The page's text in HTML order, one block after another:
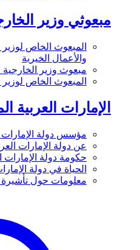
مبعوثي وزير
المبعوث الخاص
والأعمال الخيرية
مبعوث وزير
المبعوث الخاص
الإمارات العربية
مؤسس دولة الإمارات
عن دولة الإمارات
حكومة دولة الإمارات
الحياة في دولة
معلومات حول تأشيرة